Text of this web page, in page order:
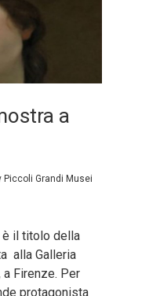
a
Piccoli Grandi Musei
è il titolo della
alla Galleria
Firenze. Per
protagonista